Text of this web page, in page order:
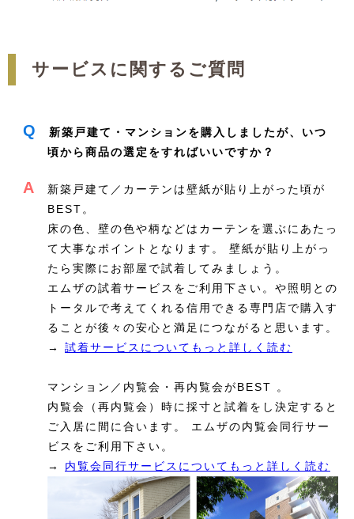
サービスに関するご質問
Q
新築戸建て・マンションを購入しましたが、いつ
頃から商品の選定をすればいいですか？
A
新築戸建て／カーテンは壁紙が貼り上がった頃が
BEST。
床の色、壁の色や柄などはカーテンを選ぶにあたっ
て大事なポイントとなります。 壁紙が貼り上がっ
たら実際にお部屋で試着してみましょう。
エムザの試着サービスをご利用下さい。や照明との
トータルで考えてくれる信用できる専門店で購入す
ることが後々の安心と満足につながると思います。
→ 試着サービスについてもっと詳しく読む
マンション／内覧会・再内覧会がBEST 。
内覧会（再内覧会）時に採寸と試着をし決定すると
ご入居に間に合います。 エムザの内覧会同行サー
ビスをご利用下さい。
→ 内覧会同行サービスについてもっと詳しく読む